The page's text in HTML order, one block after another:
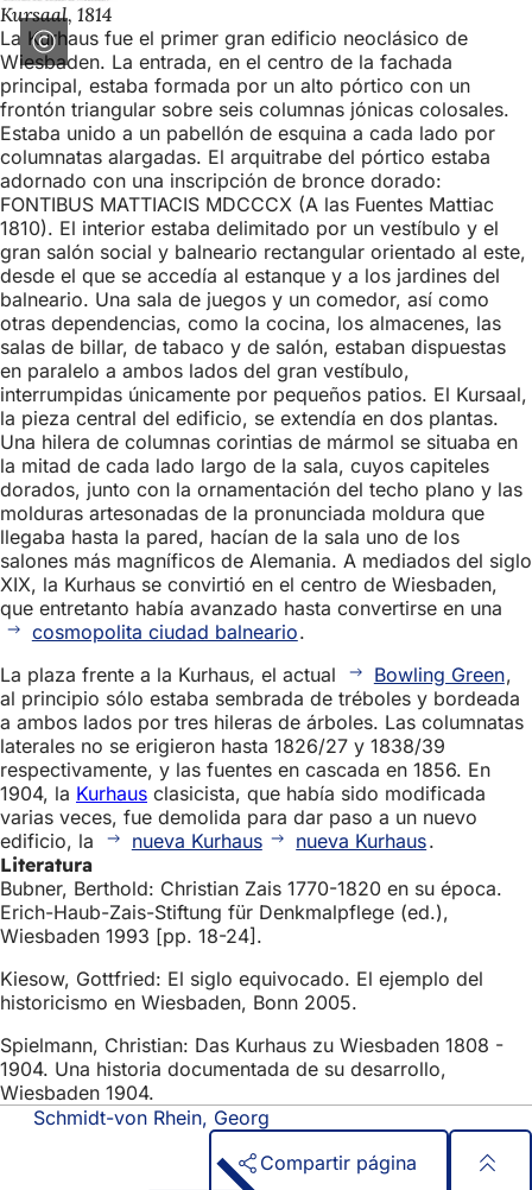
Kursaal, 1814
La Kurhaus fue el primer gran edificio neoclásico de
Wiesbaden. La entrada, en el centro de la fachada
principal, estaba formada por un alto pórtico con un
frontón triangular sobre seis columnas jónicas colosales.
Estaba unido a un pabellón de esquina a cada lado por
columnatas alargadas. El arquitrabe del pórtico estaba
adornado con una inscripción de bronce dorado:
FONTIBUS MATTIACIS MDCCCX (A las Fuentes Mattiac
1810). El interior estaba delimitado por un vestíbulo y el
gran salón social y balneario rectangular orientado al este,
desde el que se accedía al estanque y a los jardines del
balneario. Una sala de juegos y un comedor, así como
otras dependencias, como la cocina, los almacenes, las
salas de billar, de tabaco y de salón, estaban dispuestas
en paralelo a ambos lados del gran vestíbulo,
interrumpidas únicamente por pequeños patios. El Kursaal,
la pieza central del edificio, se extendía en dos plantas.
Una hilera de columnas corintias de mármol se situaba en
la mitad de cada lado largo de la sala, cuyos capiteles
dorados, junto con la ornamentación del techo plano y las
molduras artesonadas de la pronunciada moldura que
llegaba hasta la pared, hacían de la sala uno de los
salones más magníficos de Alemania. A mediados del siglo
XIX, la Kurhaus se convirtió en el centro de Wiesbaden,
que entretanto había avanzado hasta convertirse en una
cosmopolita ciudad balneario.
La plaza frente a la Kurhaus, el actual
Bowling Green,
al principio sólo estaba sembrada de tréboles y bordeada
a ambos lados por tres hileras de árboles. Las columnatas
laterales no se erigieron hasta 1826/27 y 1838/39
respectivamente, y las fuentes en cascada en 1856. En
1904, la Kurhaus clasicista, que había sido modificada
varias veces, fue demolida para dar paso a un nuevo
edificio, la
nueva Kurhaus nueva Kurhaus.
Literatura
Bubner, Berthold: Christian Zais 1770-1820 en su época.
Erich-Haub-Zais-Stiftung für Denkmalpflege (ed.),
Wiesbaden 1993 [pp. 18-24].
Kiesow, Gottfried: El siglo equivocado. El ejemplo del
historicismo en Wiesbaden, Bonn 2005.
Spielmann, Christian: Das Kurhaus zu Wiesbaden 1808 -
1904. Una historia documentada de su desarrollo,
Wiesbaden 1904.
Schmidt-von Rhein, Georg
Compartir página